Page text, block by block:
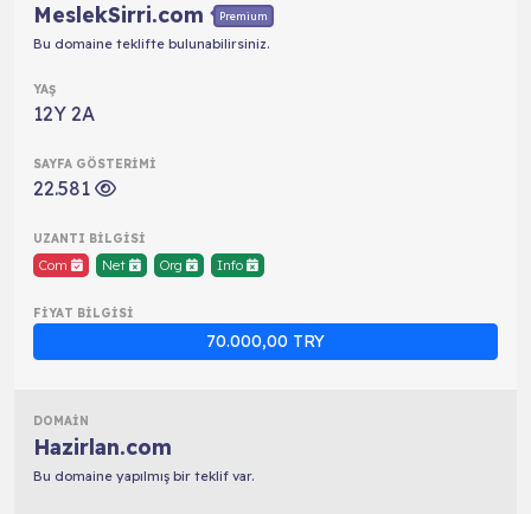
MeslekSirri.com Premium
Bu domaine teklifte bulunabilirsiniz.
12Y 2A
22.581
Com Net Org Info
70.000,00 TRY
Hazirlan.com
Bu domaine yapılmış bir teklif var.